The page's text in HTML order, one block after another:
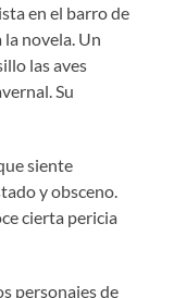
en el barro de
la novela. Un
las aves
Su
siente
y obsceno.
cierta pericia
personajes de